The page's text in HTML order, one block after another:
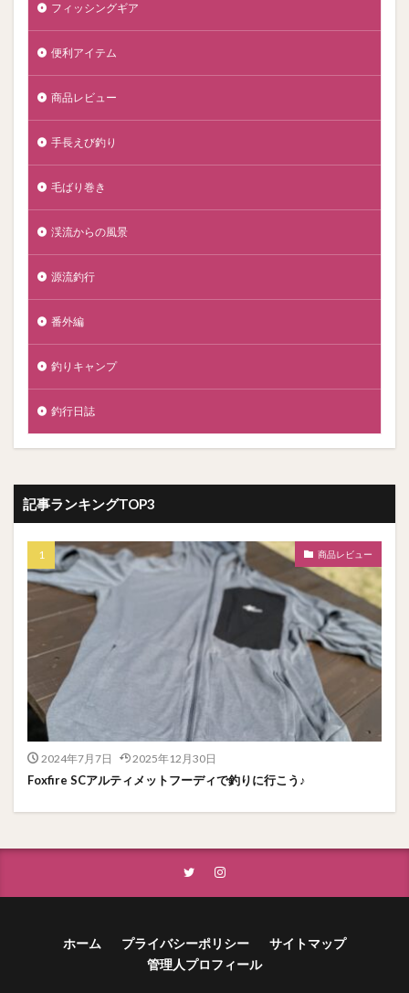
フィッシングギア
便利アイテム
商品レビュー
手長えび釣り
毛ばり巻き
渓流からの風景
源流釣行
番外編
釣りキャンプ
釣行日誌
記事ランキングTOP3
商品レビュー
2024年7月7日 2025年12月30日
Foxfire SCアルティメットフーディで釣りに行こう♪
ホーム プライバシーポリシー
サイトマップ
管理人プロフィール